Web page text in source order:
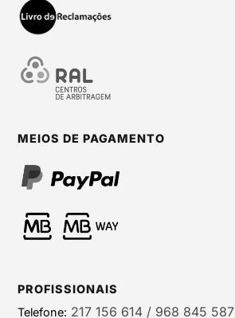
MEIOS DE PAGAMENTO
PROFISSIONAIS
Telefone: 217 156 614 / 968 845 587